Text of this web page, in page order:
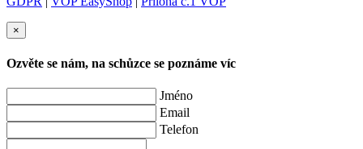
×
Ozvěte se nám, na schůzce se poznáme víc
Jméno
Email
Telefon